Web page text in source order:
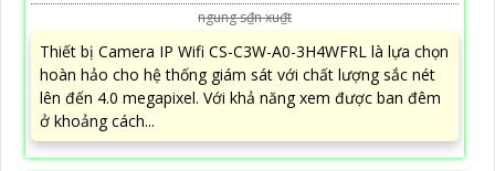
ngung s₫n xu₫t
Thiết bị Camera IP Wifi CS-C3W-A0-3H4WFRL là lựa chọn
hoàn hảo cho hệ thống giám sát với chất lượng sắc nét
lên đến 4.0 megapixel. Với khả năng xem được ban đêm
ở khoảng cách...